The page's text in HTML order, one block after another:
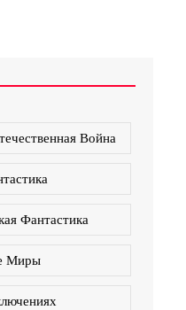
Война
Фантастика
Миры